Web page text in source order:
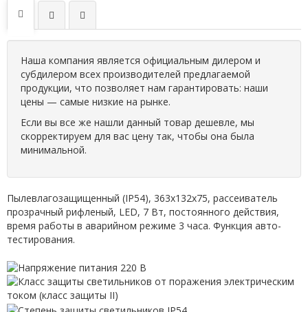
Наша компания является официальным дилером и
субдилером всех производителей предлагаемой
продукции, что позволяет нам гарантировать: наши
цены — самые низкие на рынке.
Если вы все же нашли данный товар дешевле, мы
скорректируем для вас цену так, чтобы она была
минимальной.
Пылевлагозащищенный (IP54), 363х132х75, рассеиватель
прозрачный рифленый, LED, 7 Вт, постоянного действия,
время работы в аварийном режиме 3 часа. Функция авто-
тестирования.